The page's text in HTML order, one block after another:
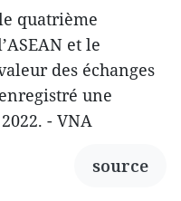
quatrième
et le
des échanges
une
- VNA
source